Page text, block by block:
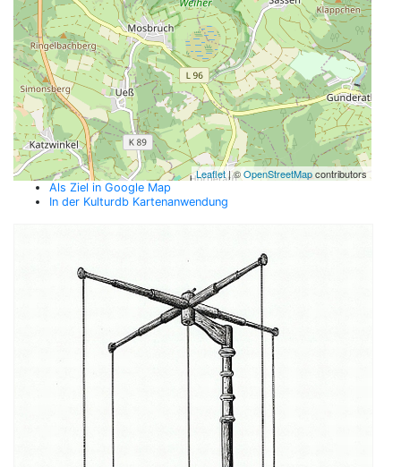
Leaflet| ©OpenStreetMapcontributors
Als Ziel in Google Map
In der Kulturdb Kartenanwendung